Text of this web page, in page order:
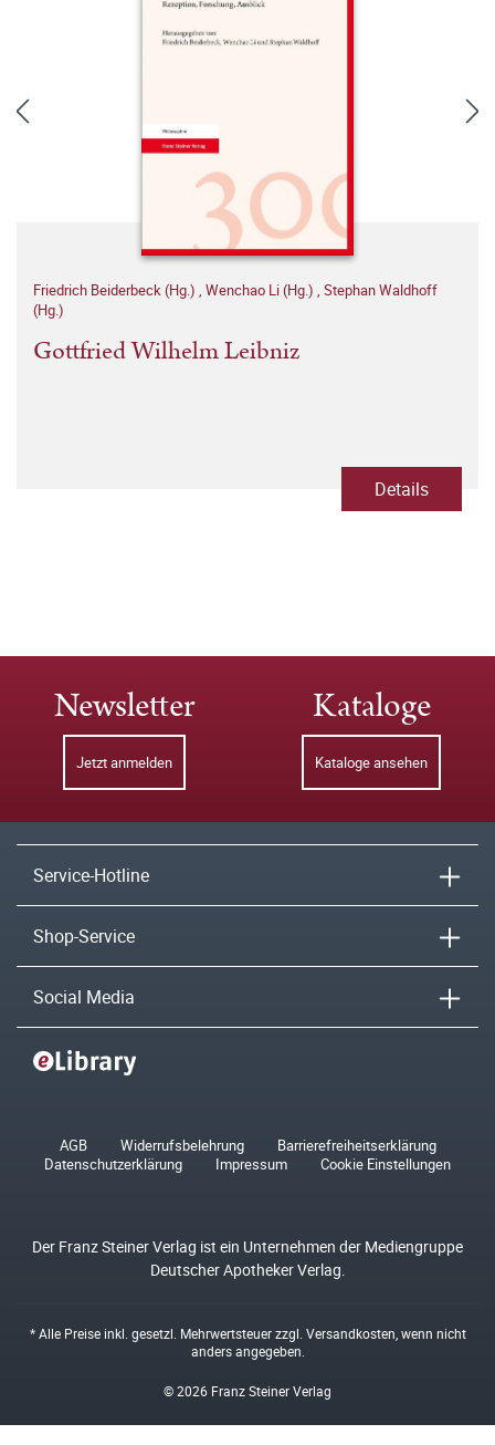
Friedrich Beiderbeck (Hg.) , Wenchao Li (Hg.) , Stephan Waldhoff
(Hg.)
Gottfried Wilhelm Leibniz
Details
Newsletter
Jetzt anmelden
Kataloge
Kataloge ansehen
Service-Hotline
Shop-Service
Social Media
AGB Widerrufsbelehrung
Barrierefreiheitserklärung
Datenschutzerklärung
Impressum Cookie Einstellungen
Der Franz Steiner Verlag ist ein Unternehmen der Mediengruppe
Deutscher Apotheker Verlag.
* Alle Preise inkl. gesetzl. Mehrwertsteuer zzgl. Versandkosten , wenn nicht
anders angegeben.
© 2026 Franz Steiner Verlag